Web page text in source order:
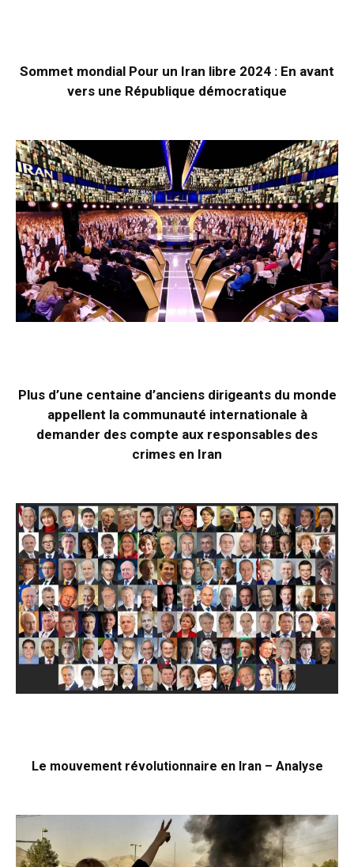
Sommet mondial Pour un Iran libre 2024 : En avant
vers une République démocratique
Plus d’une centaine d’anciens dirigeants du monde
appellent la communauté internationale à
demander des compte aux responsables des
crimes en Iran
Le mouvement révolutionnaire en Iran – Analyse